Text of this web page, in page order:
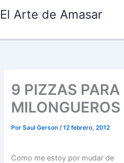
al
El Arte de Amasar
9 PIZZAS
MILONGUEROS
PorSaul Gerson/12 febrero, 2012
Como me estoy por mudar de